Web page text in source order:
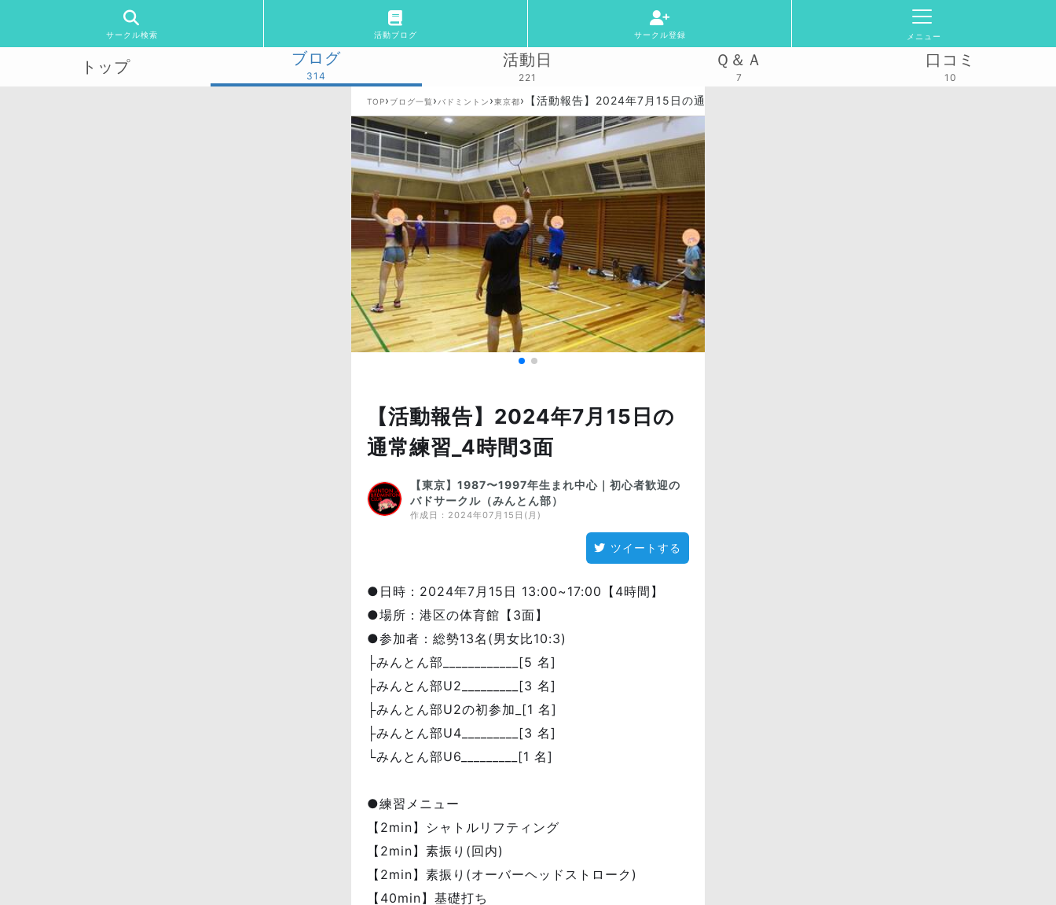
サークル検索 活動ブログ サークル登録 メニュー
トップ ブログ
314
活動日
221
Ｑ＆Ａ
7
口コミ
10
TOP› ブログ一覧 › バドミントン ›東京都› 【活動報告】2024年7月15日の通常練習_4時間3面
【活動報告】2024年7月15日の
通常練習_4時間3面
【東京】1987〜1997年生まれ中心｜初心者歓迎の
バドサークル（みんとん部）
作成日： 2024年07月15日(月)
ツイートする
●日時：2024年7月15日 13:00~17:00【4時間】
●場所：港区の体育館【3面】
●参加者：総勢13名(男女比10:3)
├みんとん部____________[5 名]
├みんとん部U2_________[3 名]
├みんとん部U2の初参加_[1 名]
├みんとん部U4_________[3 名]
└みんとん部U6_________[1 名]
●練習メニュー
【2min】シャトルリフティング
【2min】素振り(回内)
【2min】素振り(オーバーヘッドストローク)
【40min】基礎打ち